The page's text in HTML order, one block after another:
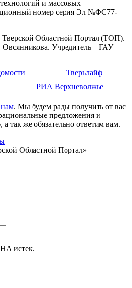
и массовых
номер серия Эл №ФС77-
Тверской Областной Портал (ТОП).
Учредитель – ГАУ
Тверьлайф
РИА Верхневолжье
нам. Мы будем рады получить от вас
предложения и
так же обязательно ответим вам.
Областной Портал»
истек.